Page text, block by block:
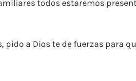
todos estaremos
pido a Dios te de fuerzas para